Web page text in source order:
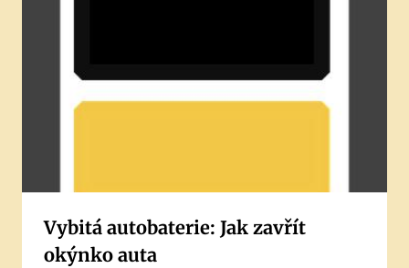
Vybitá autobaterie: Jak zavřít
okýnko auta